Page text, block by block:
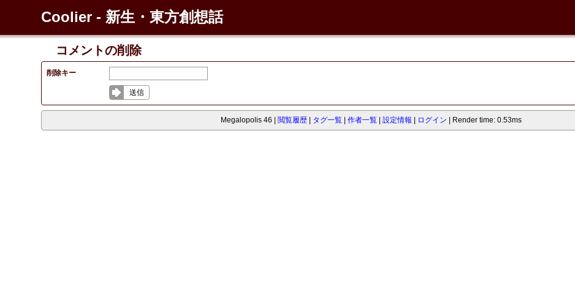
Coolier - 新生・東方創想話
コメントの削除
削除キー
送信
Megalopolis 46 閲覧履歴 タグ一覧 作者一覧 設定情報 ログイン Render time: 0.53ms